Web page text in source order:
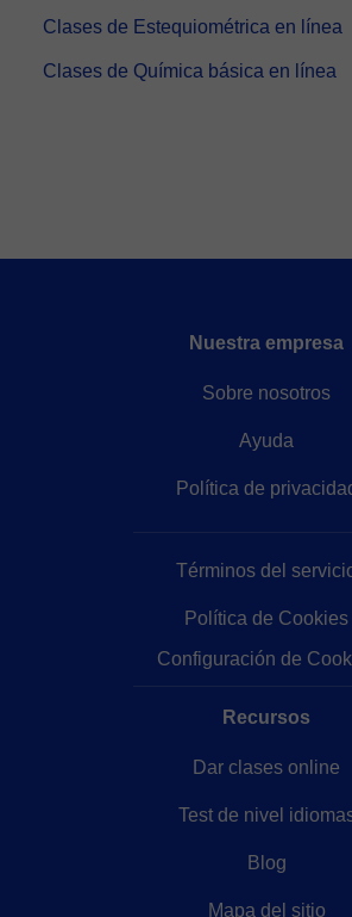
Clases de Estequiométrica en línea
Clases de Química básica en línea
Nuestra empresa
Sobre nosotros
Ayuda
Política de
Términos del
Política de Cookies
Configuración de
Recursos
Dar clases online
Test de nivel
Blog
Mapa del sitio